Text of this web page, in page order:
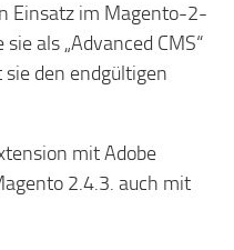
Einsatz im Magento-2-
als „Advanced CMS“
den endgültigen
mit Adobe
2.4.3. auch mit